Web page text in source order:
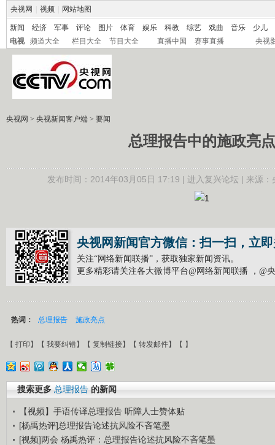
央视网 视频 网站地图
新闻 经济 军事 评论 图片 体育 娱乐 科教 综艺 戏曲 音乐
少儿
电视
频道大全 栏目大全 节目大全 直播中国 赛事直播 央视
央视网 > 央视新闻客户端 > 要闻
总理报告中的施政亮点
发布时间：2014年03月05日 17:19 | 进入复兴论坛| 来源：
央视网新闻官方微信：扫一扫，立
关注“网络新闻联播”，获取独家新闻资讯。
更多精彩请关注各大微博平台@网络新闻联播 ，@
热词： 总理报告 施政亮点
【 打印 】【 我要纠错】【 复制链接】【 转发邮件】【 】
搜索更多 总理报告 的新闻
【视频】手语传译总理报告 听障人士赞体贴
[杨禹热评]总理报告论述抗风险不吝笔墨
[视频]两会 杨禹热评：总理报告论述抗风险不吝笔墨